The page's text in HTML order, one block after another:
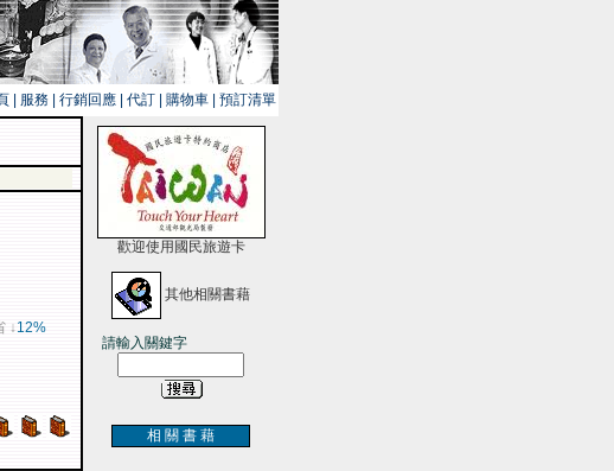
服務 行銷回應 代訂 購物車 預訂清單
↓12%
歡迎使用國民旅遊卡
其他相關書藉
請輸入關鍵字
相 關 書 藉